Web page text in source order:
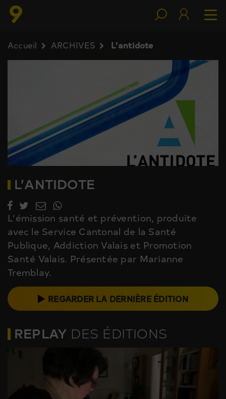
Accueil ARCHIVES L’antidote
L’ANTIDOTE
L’émission santé et prévention, produite
avec le Service Cantonal de la Santé
Publique, Addiction Valais et Promotion
Santé Valais. Présentée par Marianne
Tremblay.
REGARDER LA DERNIÈRE ÉDITION
REPLAY DES ÉDITIONS